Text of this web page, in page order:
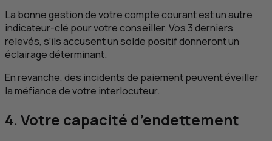
La bonne gestion de votre compte courant est un autre
indicateur-clé pour votre conseiller. Vos 3 derniers
relevés, s’ils accusent un solde positif donneront un
éclairage déterminant.
En revanche, des incidents de paiement peuvent éveiller
la méfiance de votre interlocuteur.
4. Votre capacité d’endettement